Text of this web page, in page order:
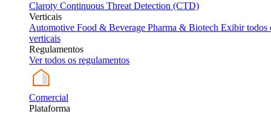
Claroty Continuous Threat Detection (CTD)
Verticais
Automotive Food & Beverage Pharma & Biotech Exibir todos
verticais
Regulamentos
Ver todos os regulamentos
Comercial
Plataforma